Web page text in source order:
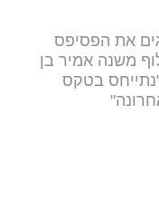
שמייצגים את הפסיפס
משנה אמיר בן
בטקס